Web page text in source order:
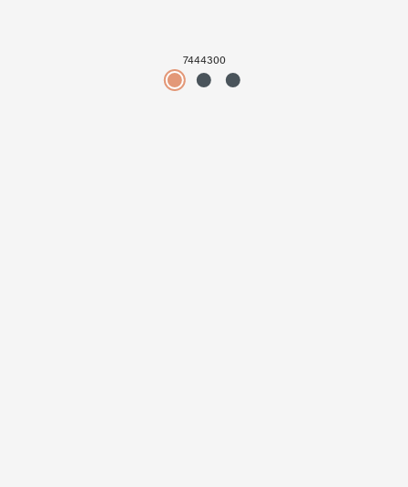
7444300